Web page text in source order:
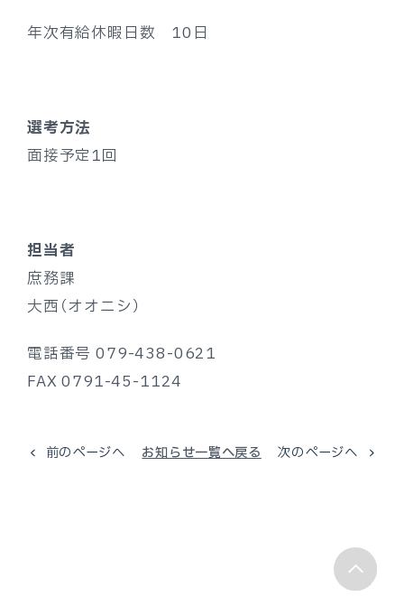
年次有給休暇日数 10日
選考方法
面接予定1回
担当者
庶務課
大西（オオニシ）
電話番号 079-438-0621
FAX 0791-45-1124
前のページへ お知らせ一覧へ戻る 次のページへ